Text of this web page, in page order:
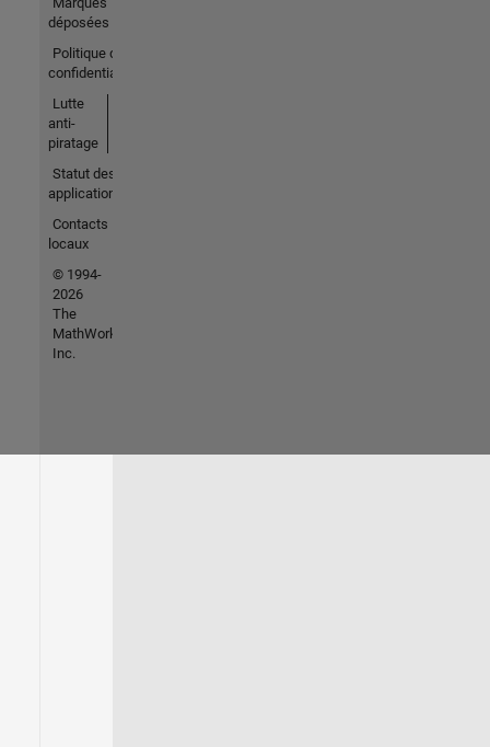
déposées
Politique de
confidentialité
Lutte
anti-
piratage
Statut des
applications
Contacts
locaux
© 1994-
2026
The
MathWorks,
Inc.